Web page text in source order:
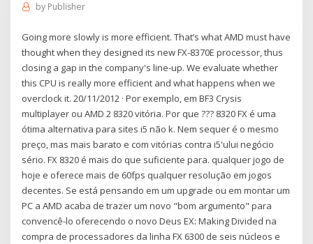
by Publisher
Going more slowly is more efficient. That’s what AMD must have
thought when they designed its new FX-8370E processor, thus
closing a gap in the company's line-up. We evaluate whether
this CPU is really more efficient and what happens when we
overclock it. 20/11/2012 · Por exemplo, em BF3 Crysis
multiplayer ou AMD 2 8320 vitória. Por que ??? 8320 FX é uma
ótima alternativa para sites i5 não k. Nem sequer é o mesmo
preço, mas mais barato e com vitórias contra i5'ului negócio
sério. FX 8320 é mais do que suficiente para. qualquer jogo de
hoje e oferece mais de 60fps qualquer resolução em jogos
decentes. Se está pensando em um upgrade ou em montar um
PC a AMD acaba de trazer um novo "bom argumento" para
convencê-lo oferecendo o novo Deus EX: Making Divided na
compra de processadores da linha FX 6300 de seis núcleos e